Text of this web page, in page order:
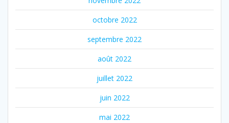
octobre 2022
septembre 2022
août 2022
juillet 2022
juin 2022
mai 2022